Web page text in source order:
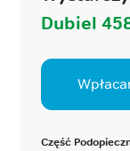
Dubiel
Część